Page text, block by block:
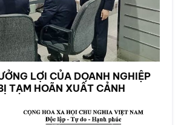
LỢI CỦA DOANH NGHIỆP
TẠM HOÃN XUẤT CẢNH